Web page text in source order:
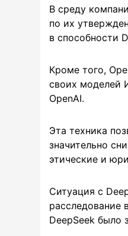
В среду
по их
в способности
Кроме того,
своих моделей
OpenAI.
Эта техника
значительно
этические и
Ситуация с
расследование
DeepSeek было